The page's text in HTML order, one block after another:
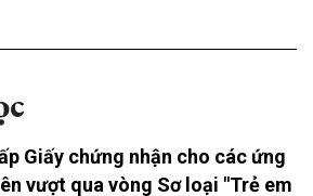
Giấy chứng nhận cho các ứng
vượt qua vòng Sơ loại "Trẻ em